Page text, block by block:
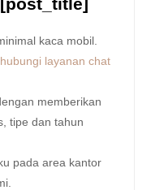
kaca mobil.
hubungi layanan chat
memberikan
tipe dan tahun
pada area kantor